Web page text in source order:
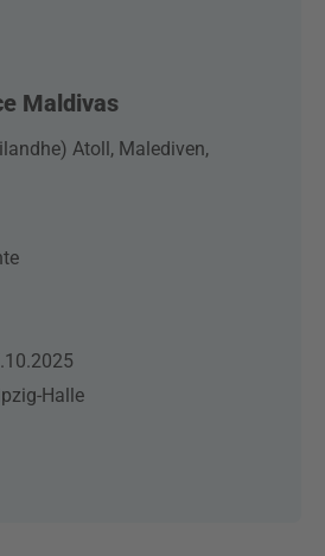
Maldivas
Atoll, Malediven,
Halle